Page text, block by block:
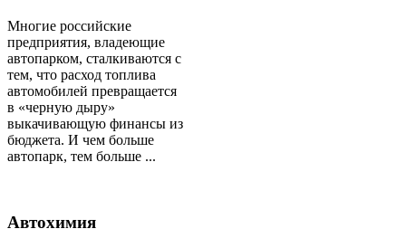
Многие российские
предприятия, владеющие
автопарком, сталкиваются с
тем, что расход топлива
автомобилей превращается
в «черную дыру»
выкачивающую финансы из
бюджета. И чем больше
автопарк, тем больше ...
Автохимия